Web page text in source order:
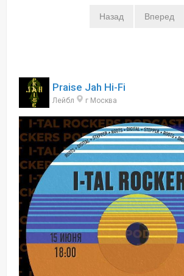
Назад Вперед
Praise Jah Hi-Fi
Лейбл г Москва